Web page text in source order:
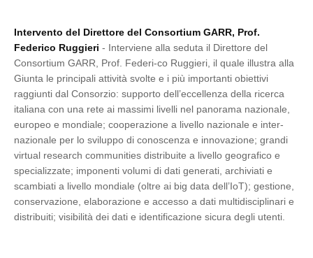
Intervento del Direttore del Consortium GARR, Prof.
Federico Ruggieri - Interviene alla seduta il Direttore del
Consortium GARR, Prof. Federi-co Ruggieri, il quale illustra alla
Giunta le principali attività svolte e i più importanti obiettivi
raggiunti dal Consorzio: supporto dell’eccellenza della ricerca
italiana con una rete ai massimi livelli nel panorama nazionale,
europeo e mondiale; cooperazione a livello nazionale e inter-
nazionale per lo sviluppo di conoscenza e innovazione; grandi
virtual research communities distribuite a livello geografico e
specializzate; imponenti volumi di dati generati, archiviati e
scambiati a livello mondiale (oltre ai big data dell’IoT); gestione,
conservazione, elaborazione e accesso a dati multidisciplinari e
distribuiti; visibilità dei dati e identificazione sicura degli utenti.